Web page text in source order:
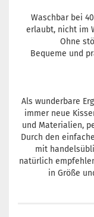
Waschbar bei
erlaubt, nicht im
Ohne
Bequeme und
Als wunderbare
immer neue
und Materialien,
Durch den
mit
natürlich
in Größe